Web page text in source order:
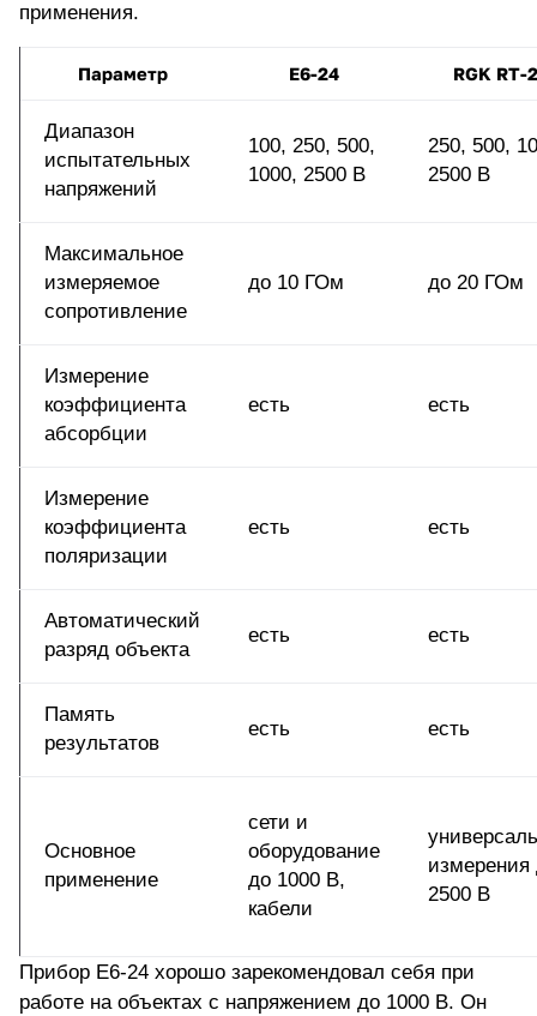
применения.
Параметр Е6-24 RGK RT-
Диапазон
испытательных
напряжений
100, 250, 500,
1000, 2500 В
250, 500,
2500 В
Максимальное
измеряемое
сопротивление
до 10 ГОм до 20 ГОм
Измерение
коэффициента
абсорбции
есть есть
Измерение
коэффициента
поляризации
есть есть
Автоматический
разряд объекта
есть есть
Память
результатов
есть есть
Основное
применение
сети и
оборудование
до 1000 В,
кабели
измерения
2500 В
Прибор Е6-24 хорошо зарекомендовал себя при
работе на объектах с напряжением до 1000 В. Он